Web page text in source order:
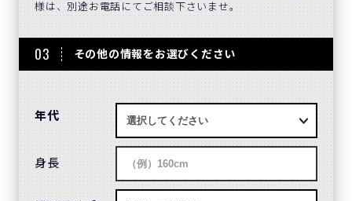
様は、別途お電話にてご相談下さいませ。
03 その他の情報をお選びください
年代
身長